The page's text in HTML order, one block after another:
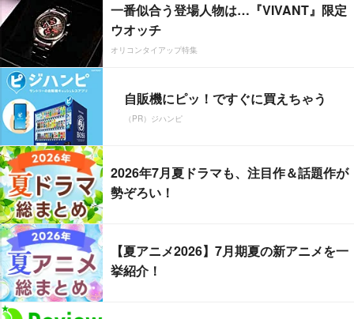
一番似合う登場人物は…『VIVANT』限定
ウオッチ
オリコンタイアップ特集
自販機にピッ！ですぐに買えちゃう
（PR）ジハンピ
2026年7月夏ドラマも、注目作＆話題作が
勢ぞろい！
【夏アニメ2026】7月期夏の新アニメを一
挙紹介！